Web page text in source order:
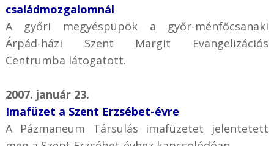
családmozgalomnál
A győri megyéspüpök a győr-ménfőcsanaki
Árpád-házi Szent Margit Evangelizációs
Centrumba látogatott.
2007. január 23.
Imafüzet a Szent Erzsébet-évre
A Pázmaneum Társulás imafüzetet jelentetett